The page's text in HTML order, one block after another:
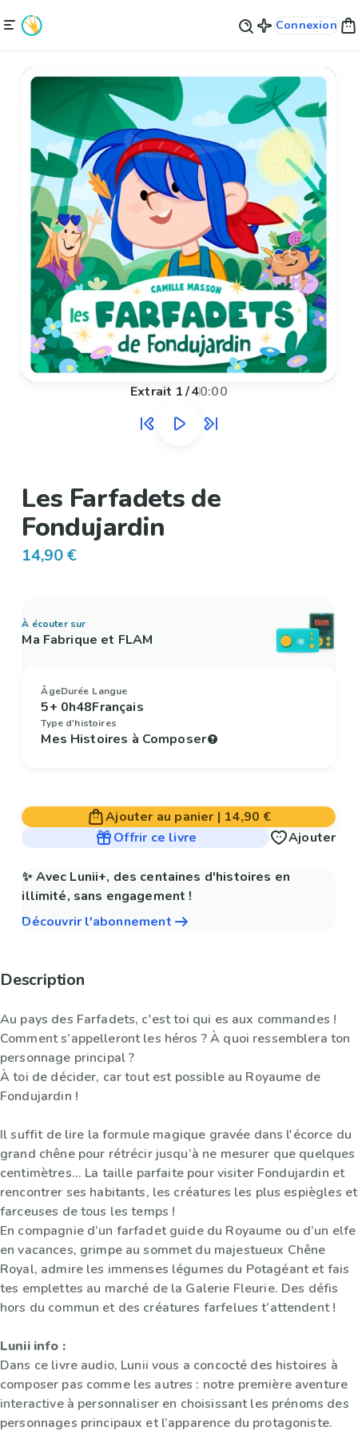
Connexion
Extrait 1/40:00
Les Farfadets de
Fondujardin
14,90 €
À écouter sur
Ma Fabrique et FLAM
Âge
5+
Durée
0h48
Langue
Français
Type d'histoires
Mes Histoires à Composer
Ajouter au panier | 14,90 €
Offrir ce livre
Ajouter
✨ Avec Lunii+, des centaines d'histoires en
illimité, sans engagement !
Découvrir l'abonnement
Description
Au pays des Farfadets, c'est toi qui es aux commandes !
Comment s’appelleront les héros ? À quoi ressemblera ton
personnage principal ?
À toi de décider, car tout est possible au Royaume de
Fondujardin !
Il suffit de lire la formule magique gravée dans l'écorce du
grand chêne pour rétrécir jusqu’à ne mesurer que quelques
centimètres... La taille parfaite pour visiter Fondujardin et
rencontrer ses habitants, les créatures les plus espiègles et
farceuses de tous les temps !
En compagnie d’un farfadet guide du Royaume ou d’un elfe
en vacances, grimpe au sommet du majestueux Chêne
Royal, admire les immenses légumes du Potagéant et fais
tes emplettes au marché de la Galerie Fleurie. Des défis
hors du commun et des créatures farfelues t’attendent !
Lunii info :
Dans ce livre audio, Lunii vous a concocté des histoires à
composer pas comme les autres : notre première aventure
interactive à personnaliser en choisissant les prénoms des
personnages principaux et l’apparence du protagoniste.